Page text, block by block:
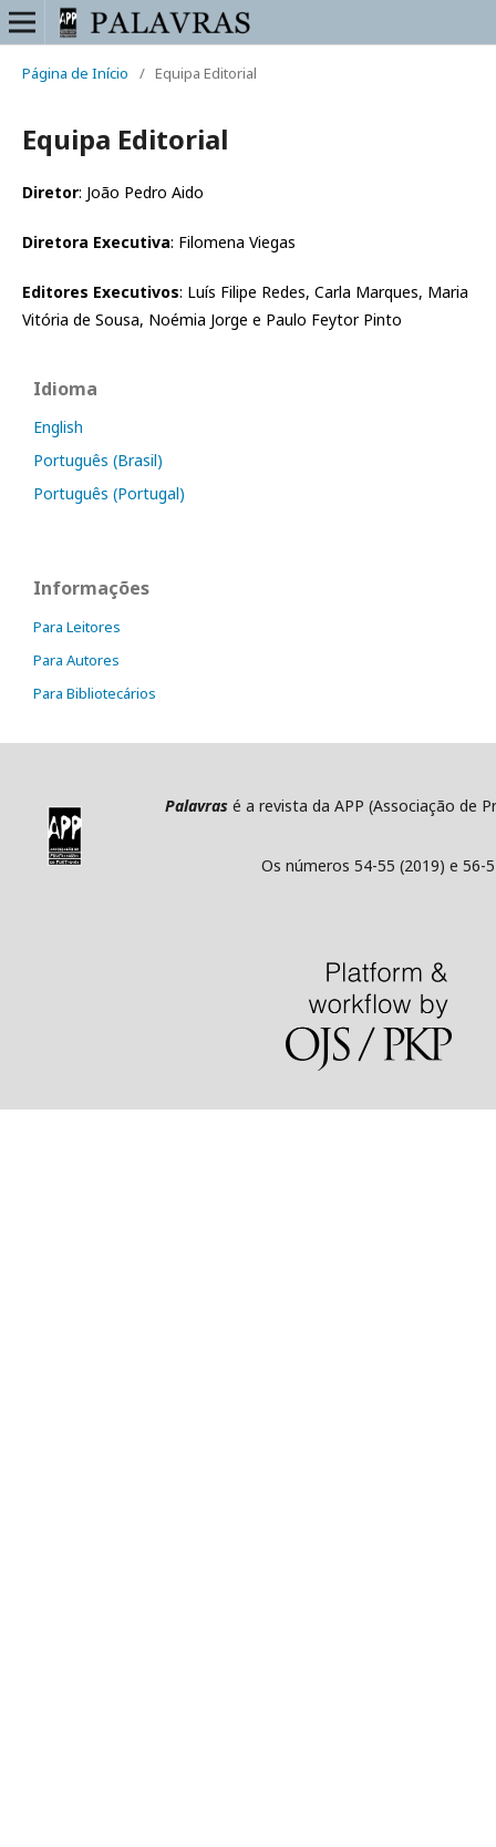
Página de Início / Equipa Editorial
Equipa Editorial
Diretor: João Pedro Aido
Diretora Executiva: Filomena Viegas
Editores Executivos: Luís Filipe Redes, Carla Marques, Maria
Vitória de Sousa, Noémia Jorge e Paulo Feytor Pinto
Idioma
English
Português (Brasil)
Português (Portugal)
Informações
Para Leitores
Para Autores
Para Bibliotecários
Palavras é a revista da APP (Associação de
Os números 54-55 (2019) e